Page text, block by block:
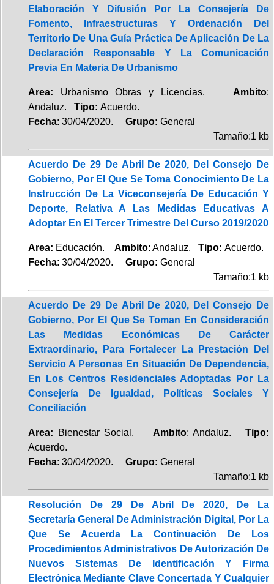
Elaboración Y Difusión Por La Consejería De
Fomento, Infraestructuras Y Ordenación Del
Territorio De Una Guía Práctica De Aplicación De La
Declaración Responsable Y La Comunicación
Previa En Materia De Urbanismo
Area: Urbanismo Obras y Licencias. Ambito:
Andaluz. Tipo: Acuerdo.
Fecha: 30/04/2020. Grupo: General
Tamaño:1 kb
Acuerdo De 29 De Abril De 2020, Del Consejo De
Gobierno, Por El Que Se Toma Conocimiento De La
Instrucción De La Viceconsejería De Educación Y
Deporte, Relativa A Las Medidas Educativas A
Adoptar En El Tercer Trimestre Del Curso 2019/2020
Area: Educación. Ambito: Andaluz. Tipo: Acuerdo.
Fecha: 30/04/2020. Grupo: General
Tamaño:1 kb
Acuerdo De 29 De Abril De 2020, Del Consejo De
Gobierno, Por El Que Se Toman En Consideración
Las Medidas Económicas De Carácter
Extraordinario, Para Fortalecer La Prestación Del
Servicio A Personas En Situación De Dependencia,
En Los Centros Residenciales Adoptadas Por La
Consejería De Igualdad, Políticas Sociales Y
Conciliación
Area: Bienestar Social. Ambito: Andaluz.Tipo:
Acuerdo.
Fecha: 30/04/2020. Grupo: General
Tamaño:1 kb
Resolución De 29 De Abril De 2020, De La
Secretaría General De Administración Digital, Por La
Que Se Acuerda La Continuación De Los
Procedimientos Administrativos De Autorización De
Nuevos Sistemas De Identificación Y Firma
Electrónica Mediante Clave Concertada Y Cualquier